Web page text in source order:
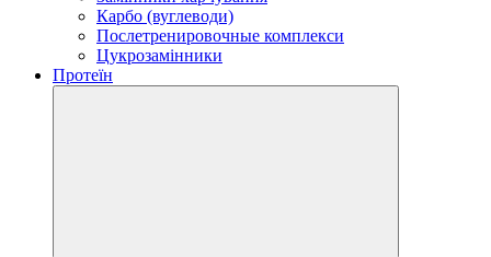
Карбо (вуглеводи)
Послетренировочные комплекси
Цукрозамінники
Протеїн